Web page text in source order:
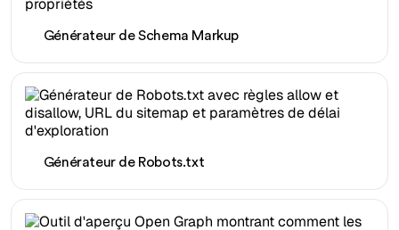
Générateur de Schema Markup
Générateur de Robots.txt